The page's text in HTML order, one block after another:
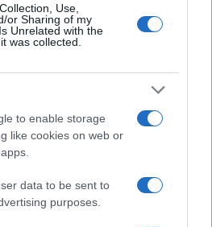
Use,
or Sharing of my
Unrelated with the
was collected.
to enable storage
like cookies on web or
data to be sent to
purposes.
su neutralità tecnologica per